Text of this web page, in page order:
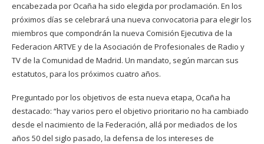
encabezada por Ocaña ha sido elegida por proclamación. En los
próximos días se celebrará una nueva convocatoria para elegir los
miembros que compondrán la nueva Comisión Ejecutiva de la
Federacion ARTVE y de la Asociación de Profesionales de Radio y
TV de la Comunidad de Madrid. Un mandato, según marcan sus
estatutos, para los próximos cuatro años.
Preguntado por los objetivos de esta nueva etapa, Ocaña ha
destacado: “hay varios pero el objetivo prioritario no ha cambiado
desde el nacimiento de la Federación, allá por mediados de los
años 50 del siglo pasado, la defensa de los intereses de